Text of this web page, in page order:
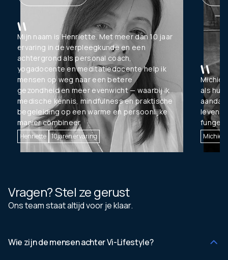
Mijn naam is Henriette. Met meer dan 10 jaar
ervaring in de verpleegkunde en een
achtergrond als personal coach,
yogadocente en meditatiedocente help ik
mensen op weg naar een betere
gezondheid en meer evenwicht — waarbij ik
medische kennis, mindfulness en praktische
begeleiding op een warme en persoonlijke
manier combineer.
Henriette 10jaren ervaring
Michiel
als
Michiel
Vragen? Stel ze gerust
Ons team staat altijd voor je klaar.
Wie zijn de mensen achter Vi-Lifestyle?